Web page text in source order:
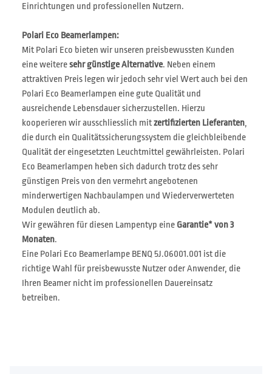
Einrichtungen und professionellen Nutzern.
Polari Eco Beamerlampen:
Mit Polari Eco bieten wir unseren preisbewussten Kunden
eine weiteresehr günstige Alternative. Neben einem
attraktiven Preis legen wir jedoch sehr viel Wert auch bei den
Polari Eco Beamerlampen eine gute Qualität und
ausreichende Lebensdauer sicherzustellen. Hierzu
kooperieren wir ausschliesslich mitzertifizierten Lieferanten,
die durch ein Qualitätssicherungssystem die gleichbleibende
Qualität der eingesetzten Leuchtmittel gewährleisten. Polari
Eco Beamerlampen heben sich dadurch trotz des sehr
günstigen Preis von den vermehrt angebotenen
minderwertigen Nachbaulampen und Wiederverwerteten
Modulen deutlich ab.
Wir gewähren für diesen Lampentyp eine Garantie* von 3
Monaten.
Eine Polari Eco Beamerlampe BENQ 5J.06001.001 ist die
richtige Wahl für preisbewusste Nutzer oder Anwender, die
Ihren Beamer nicht im professionellen Dauereinsatz
betreiben.